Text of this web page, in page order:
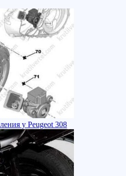
у Peugeot 308